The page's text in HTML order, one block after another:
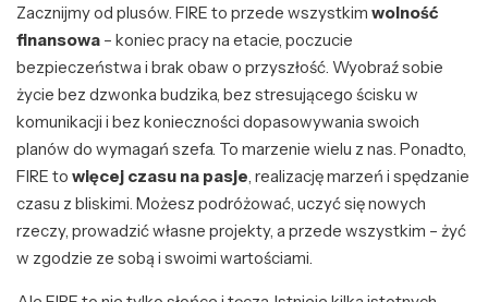
Zacznijmy od plusów. FIRE to przede wszystkim wolność
finansowa – koniec pracy na etacie, poczucie
bezpieczeństwa i brak obaw o przyszłość. Wyobraź sobie
życie bez dzwonka budzika, bez stresującego ścisku w
komunikacji i bez konieczności dopasowywania swoich
planów do wymagań szefa. To marzenie wielu z nas. Ponadto,
FIRE to więcej czasu na pasje, realizację marzeń i spędzanie
czasu z bliskimi. Możesz podróżować, uczyć się nowych
rzeczy, prowadzić własne projekty, a przede wszystkim – żyć
w zgodzie ze sobą i swoimi wartościami.